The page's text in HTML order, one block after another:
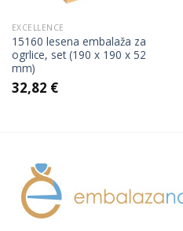
EXCELLENCE
15160 lesena embalaža za
ogrlice, set (190 x 190 x 52
mm)
32,82 €